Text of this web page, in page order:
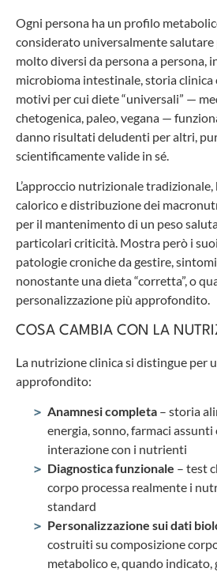
Ogni persona ha un profilo
considerato universalmente
molto diversi da persona a persona,
microbioma intestinale, storia clinica
motivi per cui diete “universali” —
chetogenica, paleo, vegana —
danno risultati deludenti per altri,
scientificamente valide in sé.
L’approccio nutrizionale
calorico e distribuzione dei
per il mantenimento di un peso
particolari criticità. Mostra però i
patologie croniche da gestire,
nonostante una dieta “corretta”, o
personalizzazione più approfondito.
COSA CAMBIA CON LA
La nutrizione clinica si distingue per
approfondito:
Anamnesi completa – storia
energia, sonno, farmaci
interazione con i nutrienti
Diagnostica funzionale – test
corpo processa realmente i
standard
Personalizzazione sui dati
costruiti su composizione
metabolico e, quando indicato,